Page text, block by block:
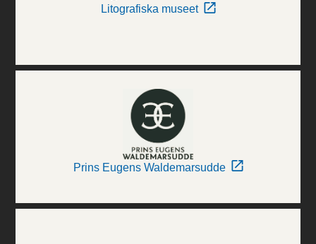
Litografiska museet
Prins Eugens Waldemarsudde